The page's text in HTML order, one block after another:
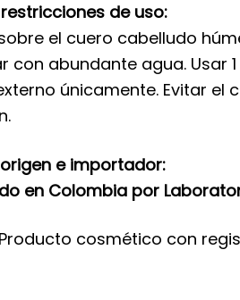
de uso:
el cuero cabelludo
con abundante agua. Usar
únicamente. Evitar
e importador:
en Colombia por
cosmético con